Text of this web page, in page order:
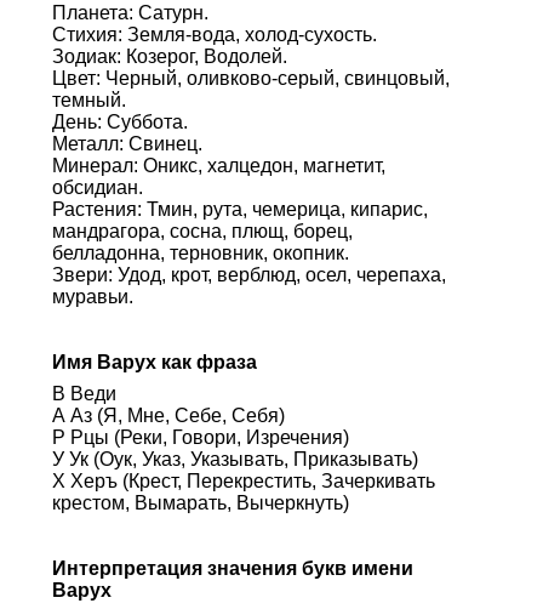
Планета: Сатурн.
Стихия: Земля-вода, холод-сухость.
Зодиак: Козерог, Водолей.
Цвет: Черный, оливково-серый, свинцовый,
темный.
День: Суббота.
Металл: Свинец.
Минерал: Оникс, халцедон, магнетит,
обсидиан.
Растения: Тмин, рута, чемерица, кипарис,
мандрагора, сосна, плющ, борец,
белладонна, терновник, окопник.
Звери: Удод, крот, верблюд, осел, черепаха,
муравьи.
Имя Варух как фраза
В Веди
А Аз (Я, Мне, Себе, Себя)
Р Рцы (Реки, Говори, Изречения)
У Ук (Оук, Указ, Указывать, Приказывать)
Х Херъ (Крест, Перекрестить, Зачеркивать
крестом, Вымарать, Вычеркнуть)
Интерпретация значения букв имени
Варух